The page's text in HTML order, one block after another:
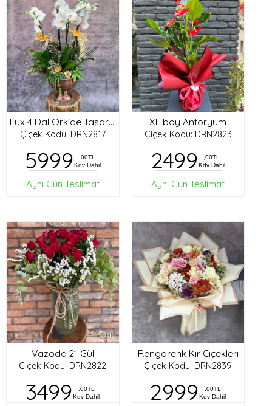
Lux 4 Dal Orkide Tasarım
Çiçek Kodu: DRN2817
5999
,00TL
Kdv Dahil
Aynı Gün Teslimat
XL boy Antoryum
Çiçek Kodu: DRN2823
2499
,00TL
Kdv Dahil
Aynı Gün Teslimat
Vazoda 21 Gül
Çiçek Kodu: DRN2822
3499
,00TL
Kdv Dahil
Rengarenk Kır Çiçekleri
Çiçek Kodu: DRN2839
2999
,00TL
Kdv Dahil